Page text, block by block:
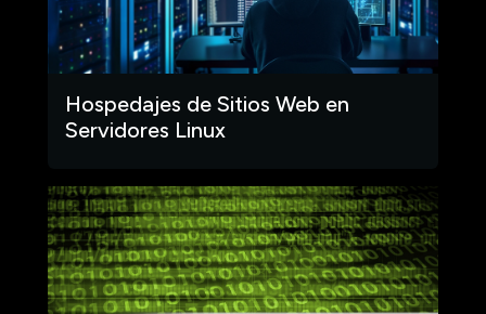
Hospedajes de Sitios Web en
Servidores Linux